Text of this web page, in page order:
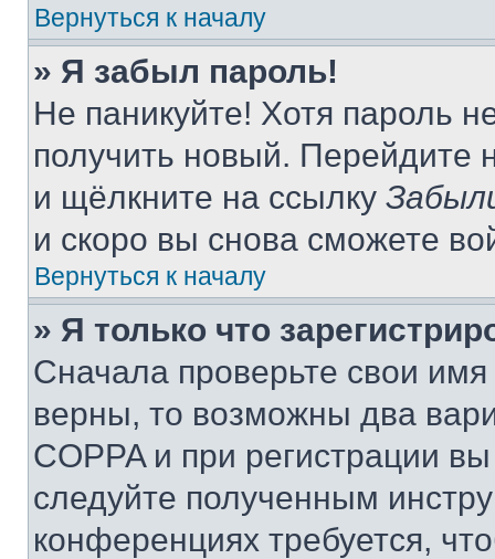
Вернуться к началу
» Я забыл пароль!
Не паникуйте! Хотя пароль
получить новый. Перейдите
и щёлкните на ссылку
и скоро вы снова сможете
Вернуться к началу
» Я только что
Сначала проверьте свои
верны, то возможны два
COPPA и при регистрации
следуйте полученным
конференциях требуется,